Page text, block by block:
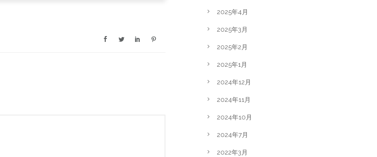
2025年4月
2025年3月
2025年2月
2025年1月
2024年12月
2024年11月
2024年10月
2024年7月
2022年3月